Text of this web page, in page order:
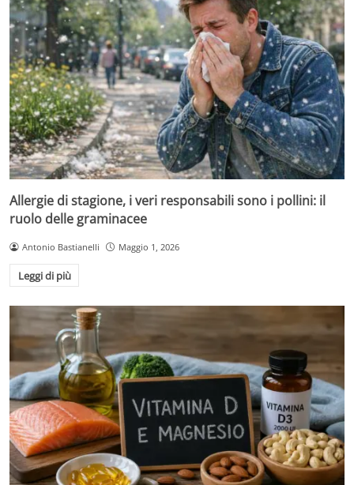
Allergie di stagione, i veri responsabili sono i pollini: il
ruolo delle graminacee
Antonio Bastianelli Maggio 1, 2026
Leggi di più